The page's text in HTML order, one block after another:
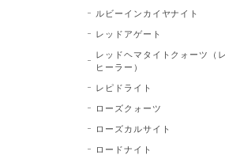
ルビーインカイヤナイト
レッドアゲート
レッドヘマタイトクォーツ（
ヒーラー）
レピドライト
ローズクォーツ
ローズカルサイト
ロードナイト